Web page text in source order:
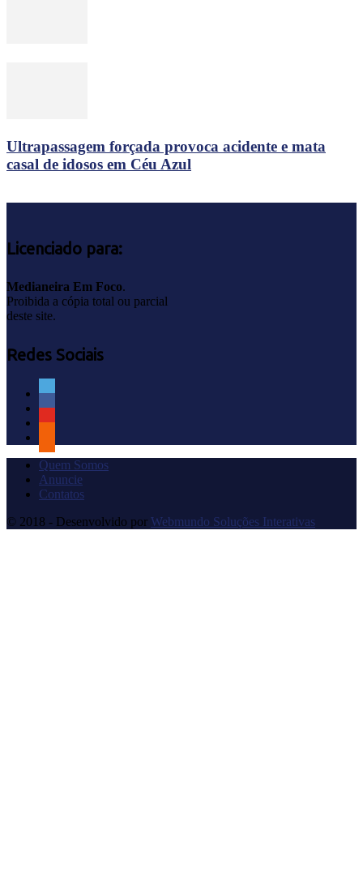
Ultrapassagem forçada provoca acidente e mata
casal de idosos em Céu Azul
Licenciado para:
Medianeira Em Foco.
Proibida a cópia total ou parcial
deste site.
Redes Sociais
Quem Somos
Anuncie
Contatos
© 2018 - Desenvolvido por Webmundo Soluções Interativas